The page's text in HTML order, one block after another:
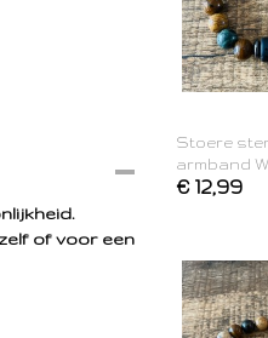
of voor een
Stoere
armband
€ 12,99